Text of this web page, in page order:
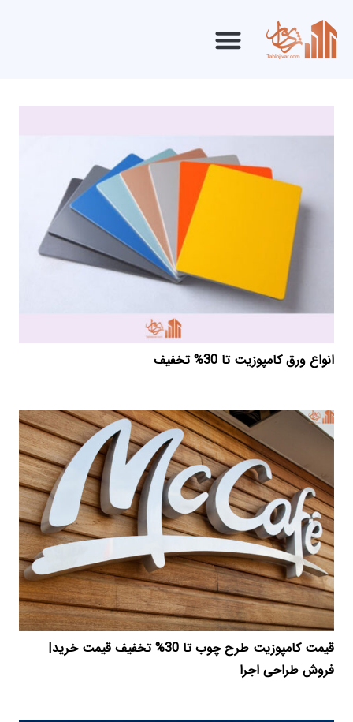
انواع ورق کامپوزیت تا 30% تخفیف
قیمت کامپوزیت طرح چوب تا 30% تخفیف قیمت خرید|
فروش طراحی اجرا